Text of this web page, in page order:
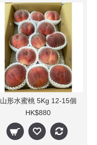
山形水蜜桃 5Kg 12-15個
HK$880